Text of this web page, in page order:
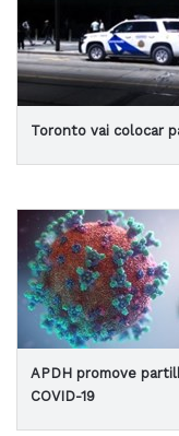
Toronto vai colocar
APDH promove
COVID-19